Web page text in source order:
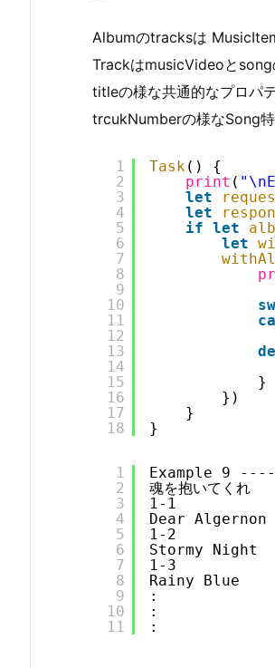
Albumのtracksは
TrackはmusicVideoとsong
titleの様な共通的なプロパ
trcukNumberの様なSong特
1
2
3
4
5
6
7
8
9
10
11
12
13
14
15
16
17
18
Task () {
print (
let
let
if let
let
}
})
}
}
1
2
3
4
5
6
7
8
9
10
11
Example 9
魂を抱いてくれ
1-1
Dear Algernon
1-2
Stormy Night
1-3
Rainy Blue
:
:
: